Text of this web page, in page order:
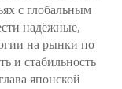
с глобальным
надёжные,
на рынки по
и стабильность
японской